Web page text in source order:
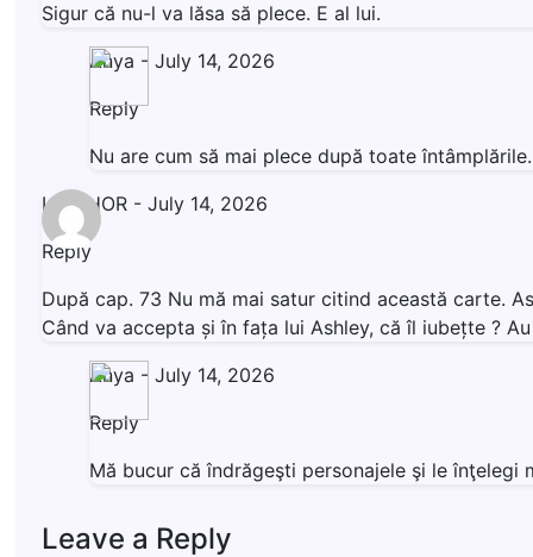
Sigur că nu-l va lăsa să plece. E al lui.
Anya - July 14, 2026
Reply
Nu are cum să mai plece după toate
LIVISHOR - July 14, 2026
Reply
După cap. 73 Nu mă mai satur citind această carte.
Când va accepta și în fața lui Ashley, că îl iubețte ?
Anya - July 14, 2026
Reply
Mă bucur că îndrăgeşti personajele şi le
Leave a Reply